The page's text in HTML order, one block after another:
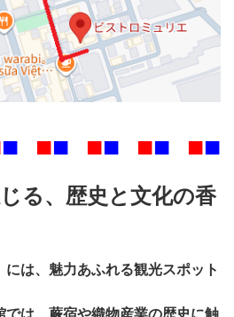
■ ■■ ■■ ■■ ■■
じる、歴史と文化の香
には、魅力あふれる観光スポット
では、蕨宿や織物産業の歴史に触